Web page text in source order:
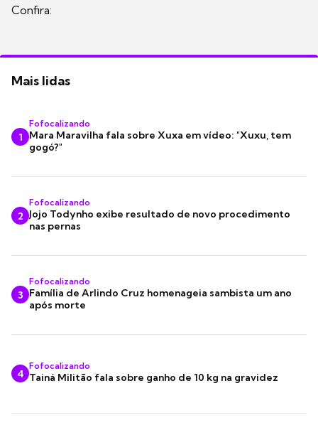
Confira:
Mais lidas
1
Fofocalizando
Mara Maravilha fala sobre Xuxa em vídeo: "Xuxu, tem
gogó?"
2
Fofocalizando
Jojo Todynho exibe resultado de novo procedimento
nas pernas
3
Fofocalizando
Família de Arlindo Cruz homenageia sambista um ano
após morte
4
Fofocalizando
Tainá Militão fala sobre ganho de 10 kg na gravidez